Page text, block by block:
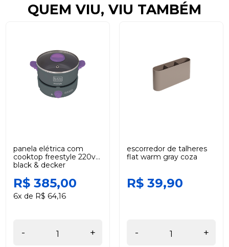
QUEM VIU, VIU TAMBÉM
panela elétrica com
cooktop freestyle 220v
black & decker
R$ 385,00
6x de R$ 64,16
- +
escorredor de talheres
flat warm gray coza
R$ 39,90
- +